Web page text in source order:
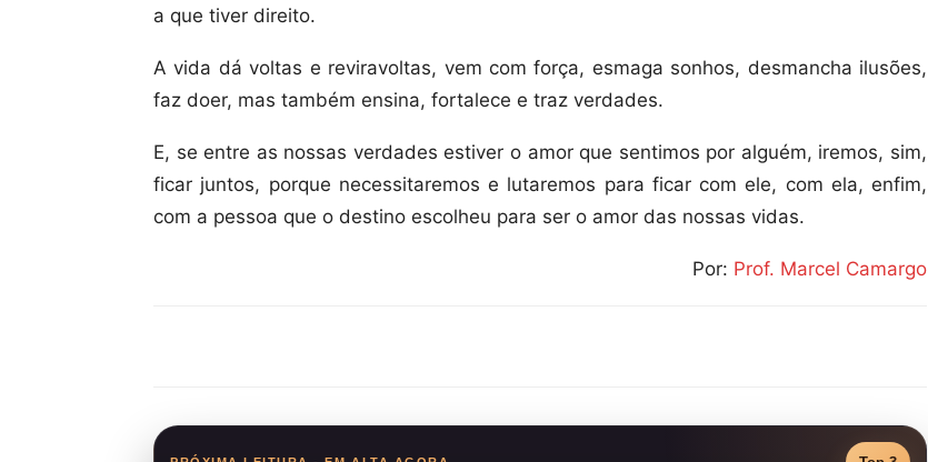
a que tiver direito.
A vida dá voltas e reviravoltas, vem com força, esmaga sonhos, desmancha ilusões,
faz doer, mas também ensina, fortalece e traz verdades.
E, se entre as nossas verdades estiver o amor que sentimos por alguém, iremos, sim,
ficar juntos, porque necessitaremos e lutaremos para ficar com ele, com ela, enfim,
com a pessoa que o destino escolheu para ser o amor das nossas vidas.
Por: Prof. Marcel Camargo